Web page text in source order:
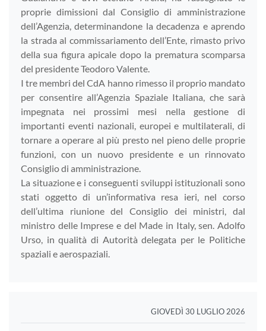
proprie dimissioni dal Consiglio di amministrazione
dell’Agenzia, determinandone la decadenza e aprendo
la strada al commissariamento dell’Ente, rimasto privo
della sua figura apicale dopo la prematura scomparsa
del presidente Teodoro Valente.
I tre membri del CdA hanno rimesso il proprio mandato
per consentire all’Agenzia Spaziale Italiana, che sarà
impegnata nei prossimi mesi nella gestione di
importanti eventi nazionali, europei e multilaterali, di
tornare a operare al più presto nel pieno delle proprie
funzioni, con un nuovo presidente e un rinnovato
Consiglio di amministrazione.
La situazione e i conseguenti sviluppi istituzionali sono
stati oggetto di un’informativa resa ieri, nel corso
dell’ultima riunione del Consiglio dei ministri, dal
ministro delle Imprese e del Made in Italy, sen. Adolfo
Urso, in qualità di Autorità delegata per le Politiche
spaziali e aerospaziali.
GIOVEDÌ 30 LUGLIO 2026